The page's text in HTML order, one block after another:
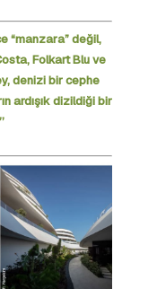
“manzara” değil,
Folkart Blu ve
denizi bir cephe
ardışık dizildiği bir